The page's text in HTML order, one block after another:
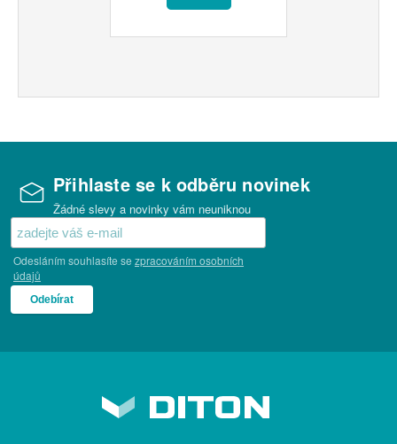
Přihlaste se k odběru novinek
Žádné slevy a novinky vám neuniknou
Odesláním souhlasíte se zpracováním osobních
údajů